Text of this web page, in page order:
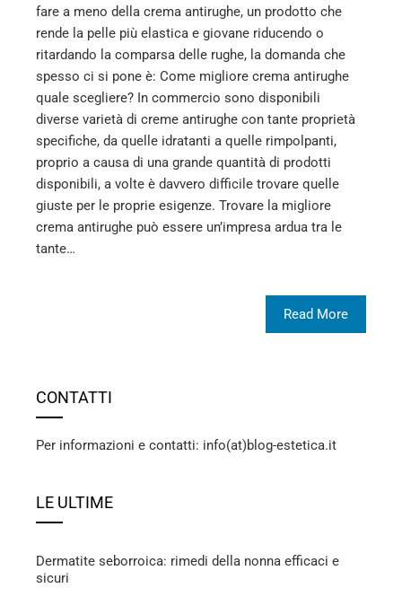
fare a meno della crema antirughe, un prodotto che
rende la pelle più elastica e giovane riducendo o
ritardando la comparsa delle rughe, la domanda che
spesso ci si pone è: Come migliore crema antirughe
quale scegliere? In commercio sono disponibili
diverse varietà di creme antirughe con tante proprietà
specifiche, da quelle idratanti a quelle rimpolpanti,
proprio a causa di una grande quantità di prodotti
disponibili, a volte è davvero difficile trovare quelle
giuste per le proprie esigenze. Trovare la migliore
crema antirughe può essere un’impresa ardua tra le
tante…
Read More
CONTATTI
Per informazioni e contatti: info(at)blog-estetica.it
LE ULTIME
Dermatite seborroica: rimedi della nonna efficaci e
sicuri